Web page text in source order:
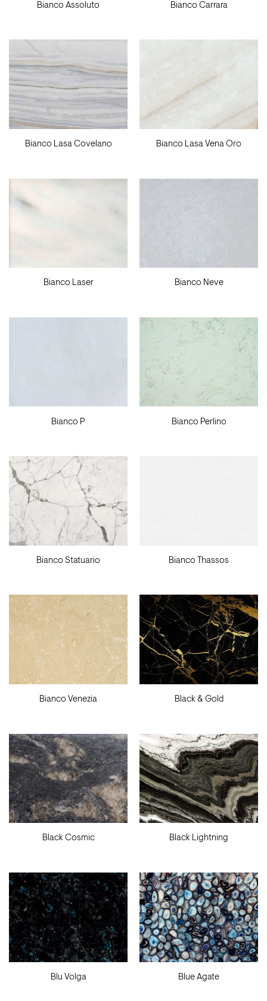
Bianco Assoluto Bianco Carrara
Bianco Lasa Covelano Bianco Lasa Vena Oro
Bianco Laser Bianco Neve
Bianco P Bianco Perlino
Bianco Statuario Bianco Thassos
Bianco Venezia Black & Gold
Black Cosmic Black Lightning
Blu Volga Blue Agate